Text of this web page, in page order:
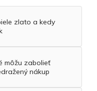
zlato a kedy
môžu zabolieť
nákup